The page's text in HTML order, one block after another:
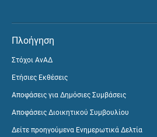
Πλοήγηση
Στόχοι ΑνΑΔ
Ετήσιες Εκθέσεις
Αποφάσεις για Δημόσιες Συμβάσεις
Αποφάσεις Διοικητικού Συμβουλίου
Δείτε προηγούμενα Ενημερωτικά Δελτία